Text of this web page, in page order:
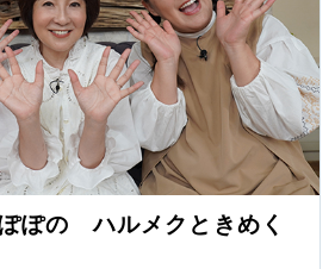
ぽの ハルメクときめく